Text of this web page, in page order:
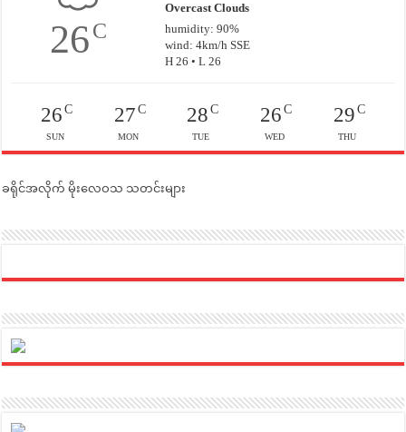
26C
Overcast Clouds
humidity: 90%
wind: 4km/h SSE
H 26 • L 26
26C
SUN
27C
MON
28 C
TUE
26C
WED
29C
THU
ခရိုင်အလိုက် မိုးလေဝသ သတင်းများ